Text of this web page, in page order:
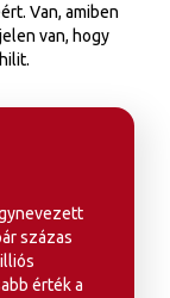
Van, amiben
van, hogy
százas
érték a